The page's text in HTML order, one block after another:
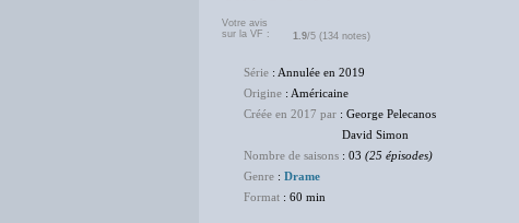
Votre avis
sur la VF :
1.9/5 (134 notes)
Série : Annulée en 2019
Origine : Américaine
Créée en 2017 par : George Pelecanos
David Simon
Nombre de saisons : 03 (25 épisodes)
Genre : Drame
Format : 60 min